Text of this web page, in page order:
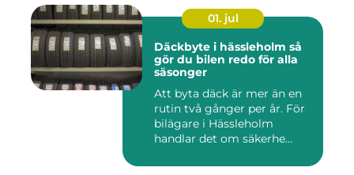
01. jul
Däckbyte i hässleholm så
gör du bilen redo för alla
säsonger
Att byta däck är mer än en
rutin två gånger per år. För
bilägare i Hässleholm
handlar det om säkerhe...